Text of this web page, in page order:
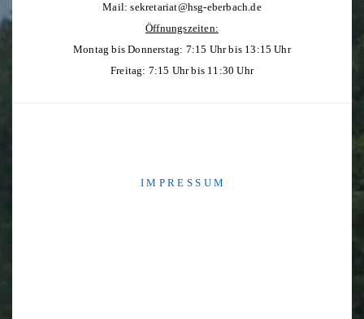
Mail:sekretariat@hsg-eberbach.de
Öffnungszeiten:
Montag bis Donnerstag: 7:15 Uhr bis 13:15 Uhr
Freitag: 7:15 Uhr bis 11:30 Uhr
I M P R E S S U M